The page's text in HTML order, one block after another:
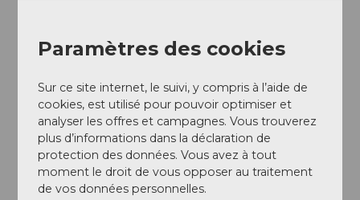
A proximité Regarder sur la carte
Excursions
Adresse
Paramètres des cookies
Sur ce site internet, le suivi, y compris à l’aide de
cookies, est utilisé pour pouvoir optimiser et
analyser les offres et campagnes. Vous trouverez
plus d’informations dans la déclaration de
protection des données. Vous avez à tout
moment le droit de vous opposer au traitement
de vos données personnelles.